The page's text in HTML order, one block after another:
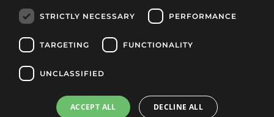
Terms & Conditions
Returns & Exchanges
Payment methods
STRICTLY NECESSARY PERFORMANCE
TARGETING FUNCTIONALITY
UNCLASSIFIED
ACCEPT ALL DECLINE ALL